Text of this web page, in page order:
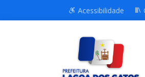
Acessibilidade